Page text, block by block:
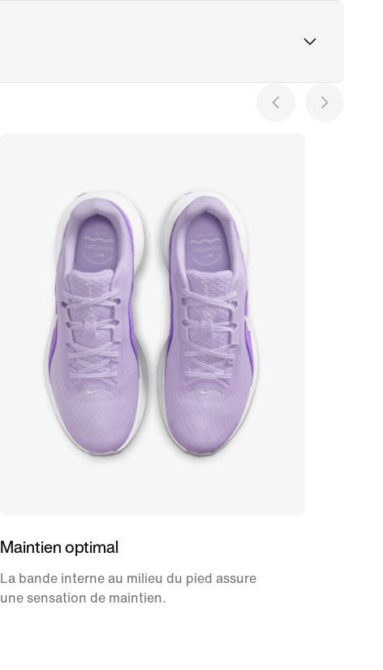
Maintien optimal
La bande interne au milieu du pied assure
une sensation de maintien.